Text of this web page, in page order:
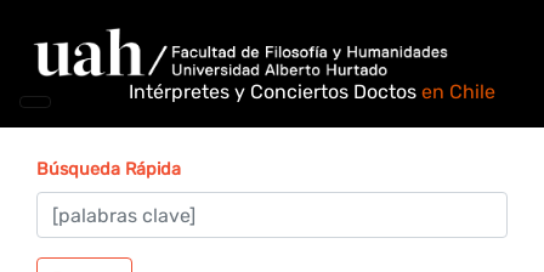
Intérpretes y Conciertos Doctos en Chile
Búsqueda Rápida